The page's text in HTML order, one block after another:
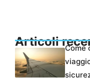
Articoli
Come